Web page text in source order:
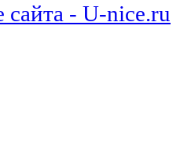
сайта - U-nice.ru